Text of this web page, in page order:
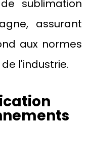
sublimation
assurant
aux normes
l'industrie.